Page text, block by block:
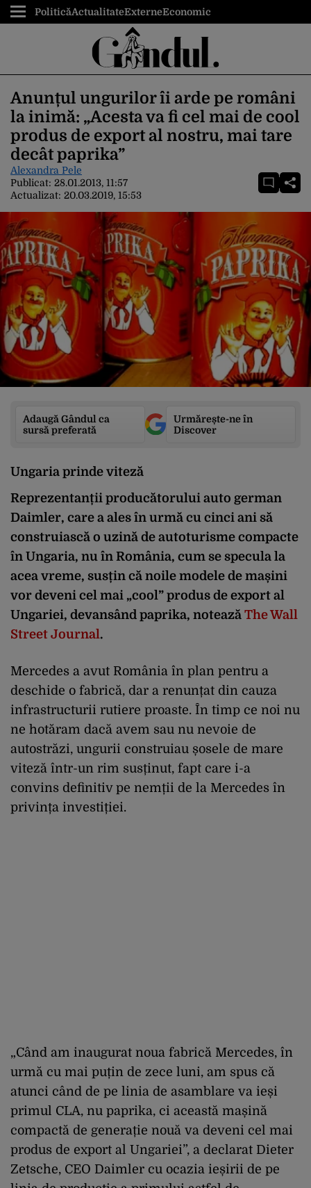
PoliticăActualitateExterneEconomic
Anunțul ungurilor îi arde pe români
la inimă: „Acesta va fi cel mai de cool
produs de export al nostru, mai tare
decât paprika”
Alexandra Pele
Publicat: 28.01.2013, 11:57
Actualizat: 20.03.2019, 15:53
Adaugă Gândul ca
sursă preferată
Urmărește-ne în
Discover
Ungaria prinde viteză
Reprezentanții producătorului auto german
Daimler, care a ales în urmă cu cinci ani să
construiască o uzină de autoturisme compacte
în Ungaria, nu în România, cum se specula la
acea vreme, susțin că noile modele de mașini
vor deveni cel mai „cool” produs de export al
Ungariei, devansând paprika, notează The Wall
Street Journal.
Mercedes a avut România în plan pentru a
deschide o fabrică, dar a renunțat din cauza
infrastructurii rutiere proaste. În timp ce noi nu
ne hotăram dacă avem sau nu nevoie de
autostrăzi, ungurii construiau șosele de mare
viteză într-un rim susținut, fapt care i-a
convins definitiv pe nemții de la Mercedes în
privința investiției.
„Când am inaugurat noua fabrică Mercedes, în
urmă cu mai puțin de zece luni, am spus că
atunci când de pe linia de asamblare va ieși
primul CLA, nu paprika, ci această mașină
compactă de generație nouă va deveni cel mai
produs de export al Ungariei”, a declarat Dieter
Zetsche, CEO Daimler cu ocazia ieșirii de pe